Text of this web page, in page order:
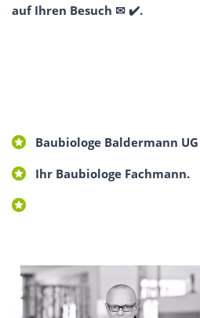
auf Ihren Besuch ✉ ✔️.
Baubiologe Baldermann UG
Ihr Baubiologe Fachmann.